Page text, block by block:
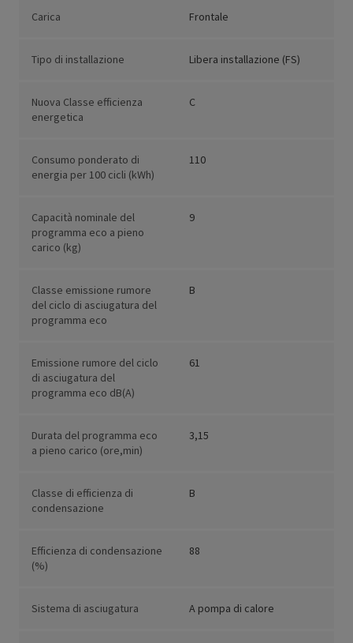
Carica Frontale
Tipo di installazione Libera installazione (FS)
Nuova Classe efficienza
energetica
C
Consumo ponderato di
energia per 100 cicli (kWh)
110
Capacità nominale del
programma eco a pieno
carico (kg)
9
Classe emissione rumore
del ciclo di asciugatura del
programma eco
B
Emissione rumore del ciclo
di asciugatura del
programma eco dB(A)
61
Durata del programma eco
a pieno carico (ore,min)
3,15
Classe di efficienza di
condensazione
B
Efficienza di condensazione
(%)
88
Sistema di asciugatura A pompa di calore